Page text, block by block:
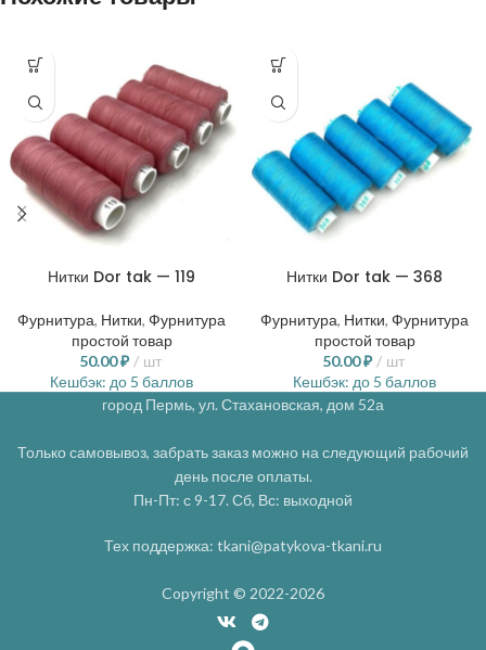
Нитки Dor tak — 119
Фурнитура, Нитки, Фурнитура
простой товар
50.00₽
шт
Кешбэк: до 5 баллов
Нитки Dor tak — 368
Фурнитура, Нитки, Фурнитура
простой товар
50.00₽
шт
Кешбэк: до 5 баллов
город Пермь, ул. Стахановская, дом 52а
Только самовывоз, забрать заказ можно на следующий рабочий
день после оплаты.
Пн-Пт: с 9-17. Сб, Вс: выходной
Тех поддержка: tkani@patykova-tkani.ru
Copyright © 2022-2026